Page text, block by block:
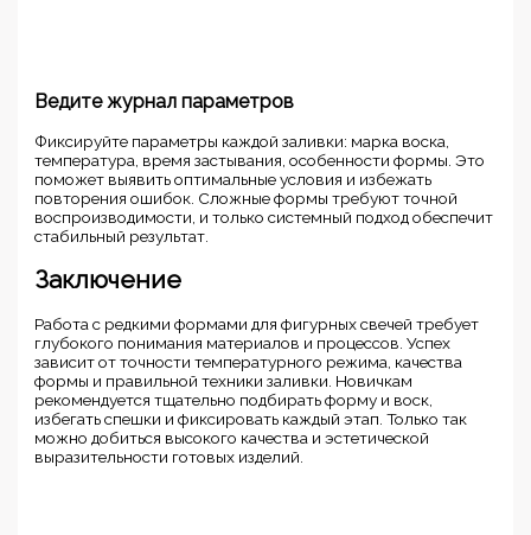
Ведите журнал параметров
Фиксируйте параметры каждой заливки: марка воска,
температура, время застывания, особенности формы. Это
поможет выявить оптимальные условия и избежать
повторения ошибок. Сложные формы требуют точной
воспроизводимости, и только системный подход обеспечит
стабильный результат.
Заключение
Работа с редкими формами для фигурных свечей требует
глубокого понимания материалов и процессов. Успех
зависит от точности температурного режима, качества
формы и правильной техники заливки. Новичкам
рекомендуется тщательно подбирать форму и воск,
избегать спешки и фиксировать каждый этап. Только так
можно добиться высокого качества и эстетической
выразительности готовых изделий.